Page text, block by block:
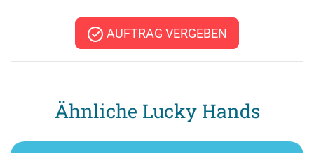
AUFTRAG VERGEBEN
Ähnliche Lucky Hands